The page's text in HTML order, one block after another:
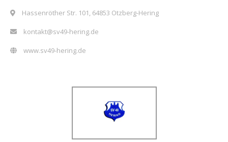
Hassenröther Str. 101, 64853 Otzberg-Hering
kontakt@sv49-hering.de
www.sv49-hering.de